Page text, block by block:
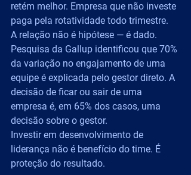
retém melhor. Empresa que não investe
paga pela rotatividade todo trimestre.
A relação não é hipótese — é dado.
Pesquisa da Gallup identificou que 70%
da variação no engajamento de uma
equipe é explicada pelo gestor direto. A
decisão de ficar ou sair de uma
empresa é, em 65% dos casos, uma
decisão sobre o gestor.
Investir em desenvolvimento de
liderança não é benefício do time. É
proteção do resultado.